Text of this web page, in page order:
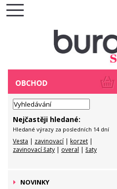
Nejčastěji hledané:
Hledané výrazy za posledních 14 dní
Vesta | zavinovací | korzet |
zavinovací šaty | overal | šaty
NOVINKY